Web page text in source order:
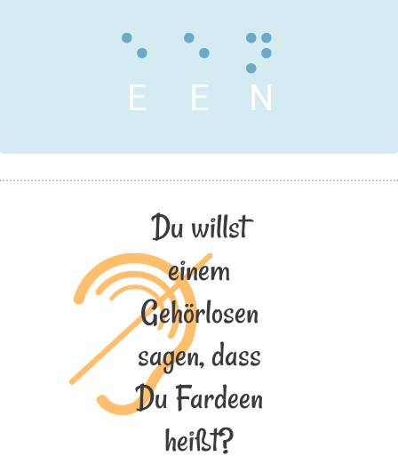
E E N
Du willst
einem
Gehörlosen
sagen, dass
Du Fardeen
heißt?